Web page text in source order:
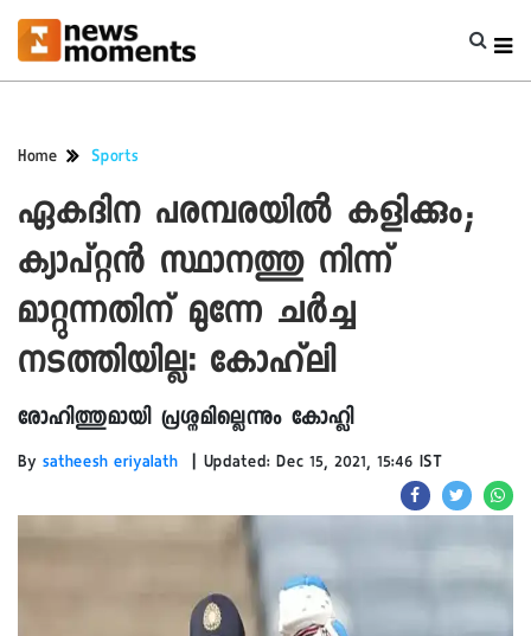
Home Sports
ഏകദിന പരമ്പരയിൽ കളിക്കും;
ക്യാപ്റ്റൻ സ്ഥാനത്തു നിന്ന്
മാറ്റുന്നതിന് മുന്നേ ചർച്ച
നടത്തിയില്ല: കോഹ്‍ലി
രോഹിത്തുമായി പ്രശ്നമില്ലെന്നും കോഹ്ലി
By satheesh eriyalath | Updated: Dec 15, 2021, 15:46 IST